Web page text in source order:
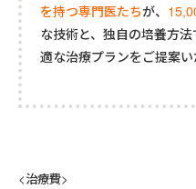
を持つ専門医たちが、
な技術と、独自の培養方
適な治療プランをご提案い
<治療費>